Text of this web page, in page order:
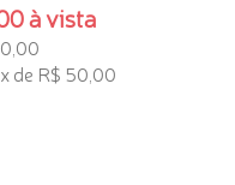
à vista
de R$ 50,00